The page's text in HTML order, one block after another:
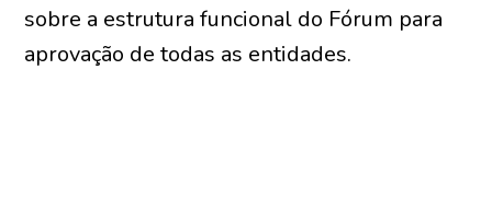
sobre a estrutura funcional do Fórum para
aprovação de todas as entidades.